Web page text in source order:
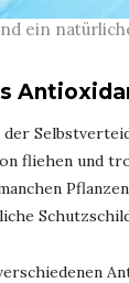
ein
fliehen und